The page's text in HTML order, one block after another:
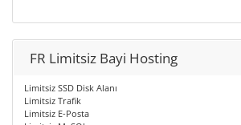
FR Limitsiz Bayi Hosting
Limitsiz SSD Disk Alanı
Limitsiz Trafik
Limitsiz E-Posta